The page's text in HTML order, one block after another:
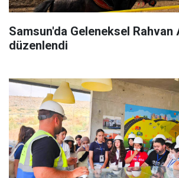
Samsun'da Geleneksel Rahvan
düzenlendi